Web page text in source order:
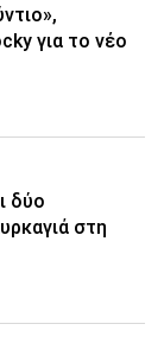
για το νέο
δύο
στη